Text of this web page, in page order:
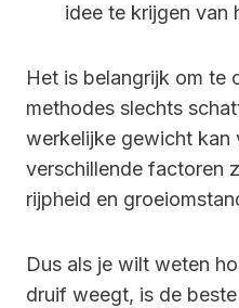
idee te krijgen van
Het is belangrijk om te
methodes slechts
werkelijke gewicht kan
verschillende factoren
rijpheid en
Dus als je wilt weten
druif weegt, is de